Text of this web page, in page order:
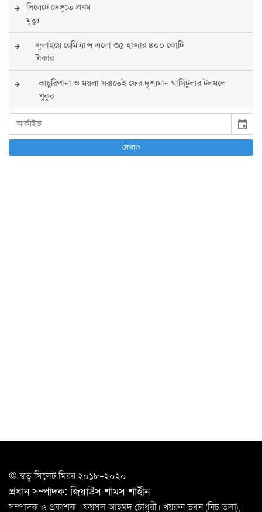
সিলেটে ডেঙ্গুতে প্রথম
মৃত্যু
জুলাইয়ে রেমিট্যান্স এলো ৩৫ হাজার ৪০০ কোটি
টাকার
কাচুরিপানা ও ময়লা সরাতেই ফের দৃশ্যমান ঘাসিটুলার টলমলে
পুকুর
সারা দেশে সর্বোচ্চ সতর্কতা জারি
পুলিশের
বিএনপির রাষ্ট্রপতি প্রার্থী চূড়ান্ত করবেন তারেক
মানববন্ধন
রপ্তানি বৃদ্ধিতে ক্ষুদ্র উদ্যোক্তাদের মেলা বুথ ভাড়া মওকুফ :
event
দেখাও
© স্বত্ব সি‌লেট মিরর ২০১৮-২০২০
প্রধান সম্পাদক: জিয়াউস শামস শাহীন
সম্পাদক ও প্রকাশক : ফয়সল আহমদ চৌধুরী। খয়রুন ভবন (নিচ তলা),